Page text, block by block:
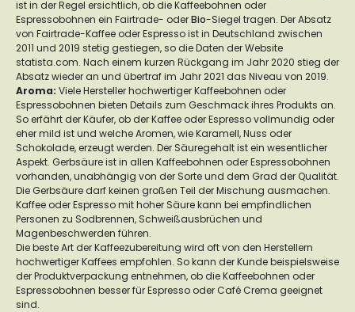
ist in der Regel ersichtlich, ob die Kaffeebohnen oder
Espressobohnen ein Fairtrade- oderBio-Siegel tragen. Der Absatz
von Fairtrade-Kaffee oder Espresso ist in Deutschland zwischen
2011 und 2019 stetig gestiegen, so die Daten der Website
statista.com. Nach einem kurzen Rückgang im Jahr 2020 stieg der
Absatz wieder an und übertraf im Jahr 2021 das Niveau von 2019.
Aroma: Viele Hersteller hochwertiger Kaffeebohnen oder
Espressobohnen bieten Details zum Geschmack ihres Produkts an.
So erfährt der Käufer, ob der Kaffee oder Espresso vollmundig oder
eher mild ist und welche Aromen, wie Karamell, Nuss oder
Schokolade, erzeugt werden. Der Säuregehalt ist ein wesentlicher
Aspekt. Gerbsäure ist in allen Kaffeebohnen oder Espressobohnen
vorhanden, unabhängig von der Sorte und dem Grad der Qualität.
Die Gerbsäure darf keinen großen Teil der Mischung ausmachen.
Kaffee oder Espresso mit hoher Säure kann bei empfindlichen
Personen zu Sodbrennen, Schweißausbrüchen und
Magenbeschwerden führen.
Die beste Art der Kaffeezubereitung wird oft von den Herstellern
hochwertiger Kaffees empfohlen. So kann der Kunde beispielsweise
der Produktverpackung entnehmen, ob die Kaffeebohnen oder
Espressobohnen besser für Espresso oder Café Crema geeignet
sind.